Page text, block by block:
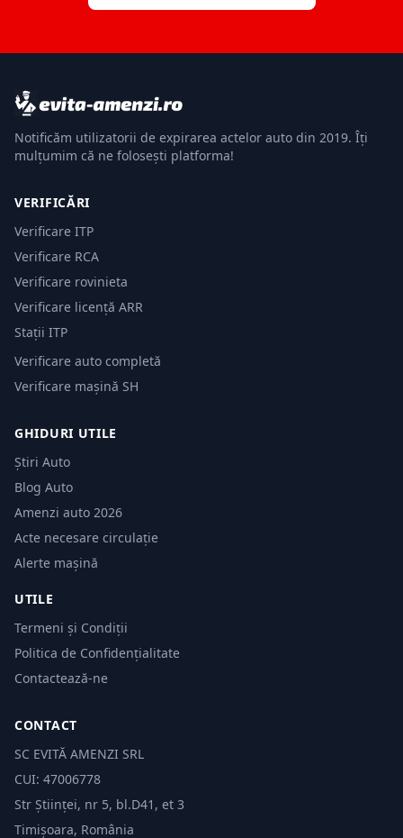
Notificăm utilizatorii de expirarea actelor auto din 2019. Îți
mulțumim că ne folosești platforma!
VERIFICĂRI
Verificare ITP
Verificare RCA
Verificare rovinieta
Verificare licență ARR
Stații ITP
Verificare auto completă
Verificare mașină SH
GHIDURI UTILE
Știri Auto
Blog Auto
Amenzi auto 2026
Acte necesare circulație
Alerte mașină
UTILE
Termeni și Condiții
Politica de Confidențialitate
Contactează-ne
CONTACT
SC EVITĂ AMENZI SRL
CUI: 47006778
Str Științei, nr 5, bl.D41, et 3
Timișoara, România